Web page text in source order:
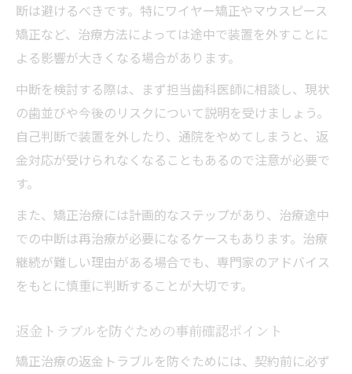
断は避けるべきです。特にワイヤー矯正やマウスピース
矯正など、治療方法によっては途中で装置を外すことに
よる影響が大きくなる場合があります。
中断を検討する際は、まず担当歯科医師に相談し、現状
の歯並びや今後のリスクについて説明を受けましょう。
自己判断で装置を外したり、通院をやめてしまうと、返
金対応が受けられなくなることもあるので注意が必要で
す。
また、矯正治療には計画的なステップがあり、治療途中
での中断は再治療が必要になるケースもあります。治療
継続が難しい理由がある場合でも、専門家のアドバイス
をもとに慎重に判断することが大切です。
返金トラブルを防ぐための事前確認ポイント
矯正治療の返金トラブルを防ぐためには、契約前に必ず